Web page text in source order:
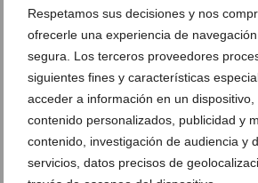
Respetamos sus decisiones y nos
ofrecerle una experiencia de
segura. Los terceros proveedores
siguientes fines y características
acceder a información en un dispositivo,
contenido personalizados, publicidad y
contenido, investigación de audiencia y
servicios, datos precisos de